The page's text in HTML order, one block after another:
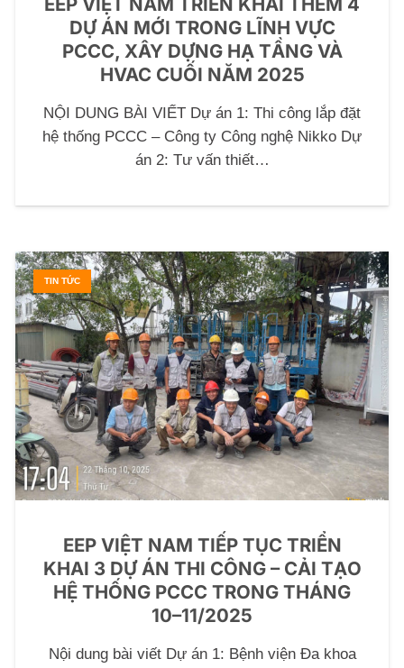
DỰ ÁN MỚI TRONG LĨNH VỰC
PCCC, XÂY DỰNG HẠ TẦNG VÀ
HVAC CUỐI NĂM 2025
NỘI DUNG BÀI VIẾT Dự án 1: Thi công lắp đặt
hệ thống PCCC – Công ty Công nghệ Nikko Dự
án 2: Tư vấn thiết…
TIN TỨC
EEP VIỆT NAM TIẾP TỤC TRIỂN
KHAI 3 DỰ ÁN THI CÔNG – CẢI TẠO
HỆ THỐNG PCCC TRONG THÁNG
10–11/2025
Nội dung bài viết Dự án 1: Bệnh viện Đa khoa